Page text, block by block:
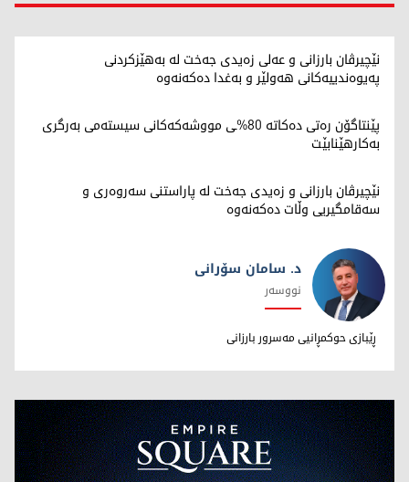
نێچیرڤان بارزانی و عەلی زەیدی جەخت لە بەهێزکردنی
پەیوەندییەکانی هەولێر و بەغدا دەکەنەوە
پێنتاگۆن رەتی دەکاتە 80%ـی مووشەکەکانی سیستەمی بەرگری
بەکارهێنابێت
نێچیرڤان بارزانی و زەیدی جەخت لە پاراستنی سەروەری و
سەقامگیریی وڵات دەکەنەوە
د. سامان سۆرانی
د. سامان سۆرانی
نووسەر
ڕێبازی حوکمڕانیی مەسرور بارزانی